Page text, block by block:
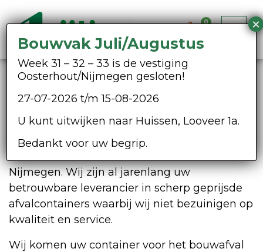
0
Container bouwafval
huren? Een container voor uw bouwafval
huren doet u natuurlijk bij Heijting
Nijmegen. Wij zijn al jarenlang uw
betrouwbare leverancier in scherp geprijsde
afvalcontainers waarbij wij niet bezuinigen op
kwaliteit en service.
Wij komen uw container voor het bouwafval
Bouwvak Juli/Augustus
Week 31 – 32 – 33 is de vestiging
Oosterhout/Nijmegen gesloten!
27-07-2026 t/m 15-08-2026
U kunt uitwijken naar Huissen, Looveer 1a.
Bedankt voor uw begrip.